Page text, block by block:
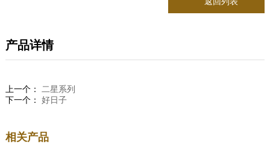
产品详情
上一个： 二星系列
下一个： 好日子
相关产品